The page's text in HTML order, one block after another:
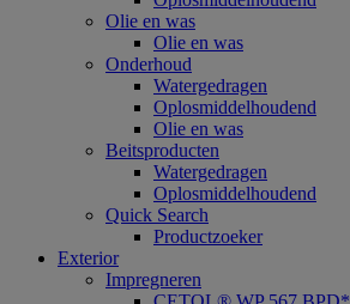
Olie en was
Olie en was
Onderhoud
Watergedragen
Oplosmiddelhoudend
Olie en was
Beitsproducten
Watergedragen
Oplosmiddelhoudend
Quick Search
Productzoeker
Exterior
Impregneren